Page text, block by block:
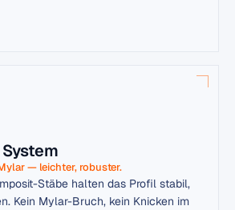
— leichter, robuster.
Stäbe halten das Profil stabil,
Kein Mylar-Bruch, kein Knicken im